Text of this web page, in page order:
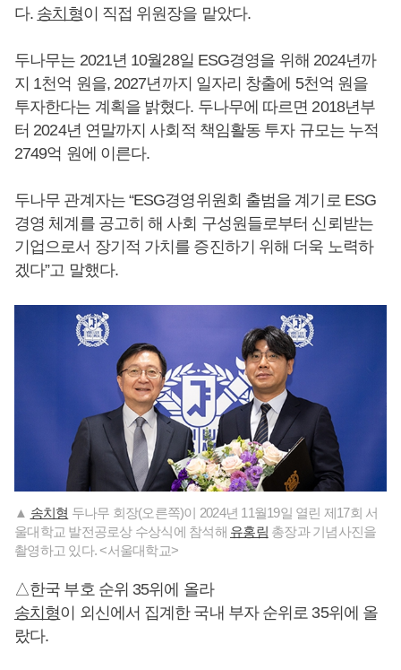
다. 송치형이 직접 위원장을 맡았다.
두나무는 2021년 10월28일 ESG경영을 위해 2024년까
지 1천억 원을, 2027년까지 일자리 창출에 5천억 원을
투자한다는 계획을 밝혔다. 두나무에 따르면 2018년부
터 2024년 연말까지 사회적 책임활동 투자 규모는 누적
2749억 원에 이른다.
두나무 관계자는 “ESG경영위원회 출범을 계기로 ESG
경영 체계를 공고히 해 사회 구성원들로부터 신뢰받는
기업으로서 장기적 가치를 증진하기 위해 더욱 노력하
겠다”고 말했다.
▲ 송치형 두나무 회장(오른쪽)이 2024년 11월19일 열린 제17회 서
울대학교 발전공로상 수상식에 참석해 유홍림 총장과 기념사진을
촬영하고 있다. <서울대학교>
△한국 부호 순위 35위에 올라
송치형이 외신에서 집계한 국내 부자 순위로 35위에 올
랐다.